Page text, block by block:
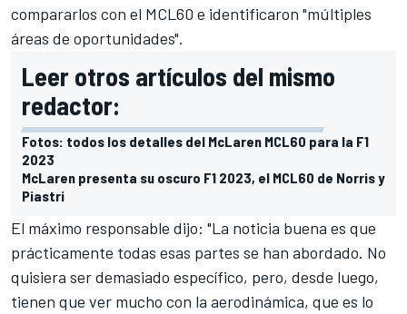
compararlos con el MCL60 e identificaron "múltiples
áreas de oportunidades".
Leer otros artículos del mismo
redactor:
Fotos: todos los detalles del McLaren MCL60 para la F1
2023
McLaren presenta su oscuro F1 2023, el MCL60 de Norris y
Piastri
El máximo responsable dijo: "La noticia buena es que
prácticamente todas esas partes se han abordado. No
quisiera ser demasiado específico, pero, desde luego,
tienen que ver mucho con la aerodinámica, que es lo